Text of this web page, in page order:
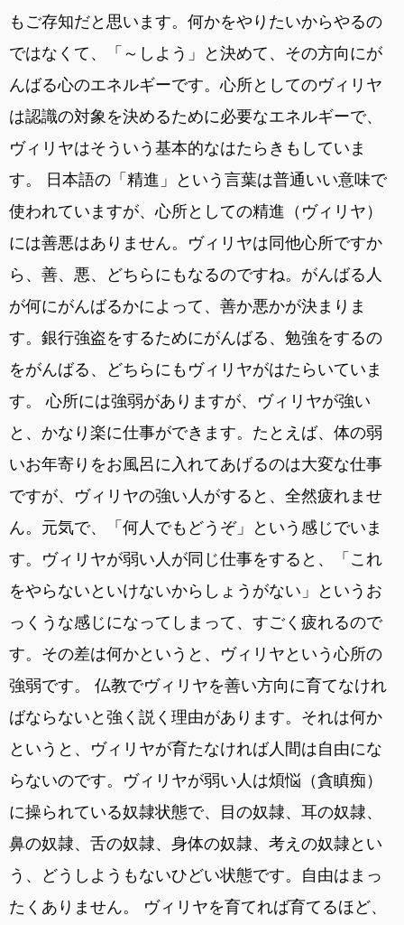
もご存知だと思います。何かをやりたいからやるの
ではなくて、「～しよう」と決めて、その方向にが
んばる心のエネルギーです。心所としてのヴィリヤ
は認識の対象を決めるために必要なエネルギーで、
ヴィリヤはそういう基本的なはたらきもしていま
す。 日本語の「精進」という言葉は普通いい意味で
使われていますが、心所としての精進（ヴィリヤ）
には善悪はありません。ヴィリヤは同他心所ですか
ら、善、悪、どちらにもなるのですね。がんばる人
が何にがんばるかによって、善か悪かが決まりま
す。銀行強盗をするためにがんばる、勉強をするの
をがんばる、どちらにもヴィリヤがはたらいていま
す。 心所には強弱がありますが、ヴィリヤが強い
と、かなり楽に仕事ができます。たとえば、体の弱
いお年寄りをお風呂に入れてあげるのは大変な仕事
ですが、ヴィリヤの強い人がすると、全然疲れませ
ん。元気で、「何人でもどうぞ」という感じでいま
す。ヴィリヤが弱い人が同じ仕事をすると、「これ
をやらないといけないからしょうがない」というお
っくうな感じになってしまって、すごく疲れるので
す。その差は何かというと、ヴィリヤという心所の
強弱です。 仏教でヴィリヤを善い方向に育てなけれ
ばならないと強く説く理由があります。それは何か
というと、ヴィリヤが育たなければ人間は自由にな
らないのです。ヴィリヤが弱い人は煩悩（貪瞋痴）
に操られている奴隷状態で、目の奴隷、耳の奴隷、
鼻の奴隷、舌の奴隷、身体の奴隷、考えの奴隷とい
う、どうしようもないひどい状態です。自由はまっ
たくありません。 ヴィリヤを育てれば育てるほど、